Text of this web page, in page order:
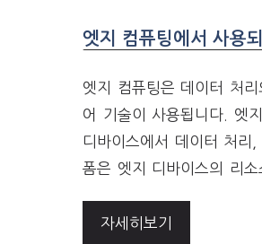
엣지 컴퓨팅에서 사용
엣지 컴퓨팅은 데이터 처
어 기술이 사용됩니다. 엣
디바이스에서 데이터 처리
폼은 엣지 디바이스의 리
자세히보기